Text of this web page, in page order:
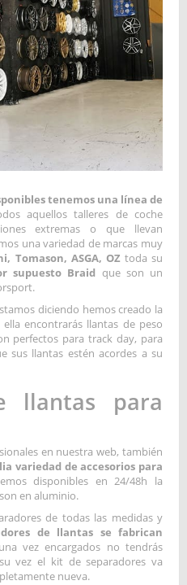
tenemos una línea de
aquellos talleres de coche
extremas o que llevan
una variedad de marcas muy
Tomason, ASGA, OZ toda su
supuesto Braid que son un
diciendo hemos creado la
ella encontrarás llantas de peso
perfectos para track day, para
sus llantas estén acordes a su
llantas para
en nuestra web, también
variedad de accesorios para
disponibles en 24/48h la
en aluminio.
de todas las medidas y
de llantas se fabrican
una vez encargados no tendrás
vez el kit de separadores va
nueva.